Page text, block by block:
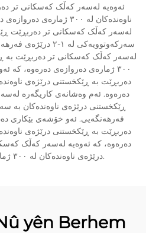
ئەوەیە لەسەر کەڵک کەسکانی تر
ناوەندەکان لە ٣٠٠
لەسەر کەڵک کەسکانی تر دەربڕێت
سەرکەوتوویەکی لە
لەسەر کەڵک کەسکانی تر دەربڕێت بە
٣٠٠ ژمارەی دەروازەی دەرەوە،
دەرەوە. ئەم وەشانەی کاریگەرە
فەرهەنگەیی. ئەو خۆشەی بێکاری
دەرەوە، کە ئەوەیە لەسەر کەڵک
درێژەی ناوەندەکان لە ٣٠٠ ژمارەی دەروازەی دەرەوە.
yên Berhem